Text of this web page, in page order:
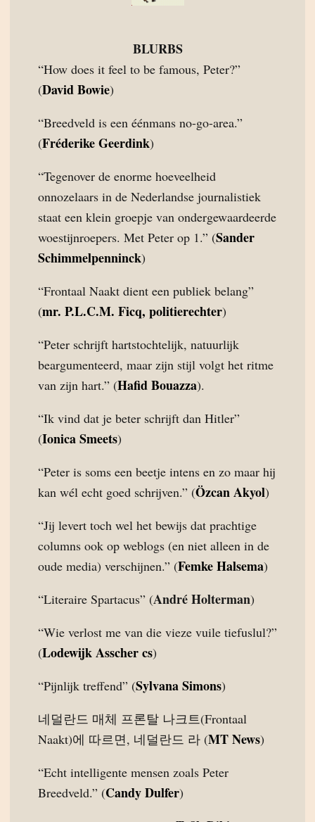
BLURBS
“How does it feel to be famous, Peter?”
(David Bowie)
“Breedveld is een éénmans no-go-area.”
(Fréderike Geerdink)
“Tegenover de enorme hoeveelheid
onnozelaars in de Nederlandse journalistiek
staat een klein groepje van ondergewaardeerde
woestijnroepers. Met Peter op 1.” (Sander
Schimmelpenninck)
“Frontaal Naakt dient een publiek belang”
(mr. P.L.C.M. Ficq, politierechter)
“Peter schrijft hartstochtelijk, natuurlijk
beargumenteerd, maar zijn stijl volgt het ritme
van zijn hart.” (Hafid Bouazza).
“Ik vind dat je beter schrijft dan Hitler”
(Ionica Smeets)
“Peter is soms een beetje intens en zo maar hij
kan wél echt goed schrijven.” (Özcan Akyol)
“Jij levert toch wel het bewijs dat prachtige
columns ook op weblogs (en niet alleen in de
oude media) verschijnen.” (Femke Halsema)
“Literaire Spartacus” (André Holterman)
“Wie verlost me van die vieze vuile tiefuslul?”
(Lodewijk Asscher cs)
“Pijnlijk treffend” (Sylvana Simons)
네덜란드 매체 프론탈 나크트(Frontaal
Naakt)에 따르면, 네덜란드 라 (MT News)
“Echt intelligente mensen zoals Peter
Breedveld.” (Candy Dulfer)